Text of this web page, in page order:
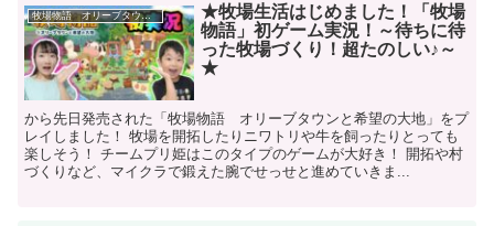
牧場物語 オリーブタウンと希望の大地
★牧場生活はじめました！「牧場
物語」初ゲーム実況！～待ちに待
った牧場づくり！超たのしい♪～
★
から先日発売された「牧場物語 オリーブタウンと希望の大地」をプ
レイしました！ 牧場を開拓したりニワトリや牛を飼ったりとっても
楽しそう！ チームプリ姫はこのタイプのゲームが大好き！ 開拓や村
づくりなど、マイクラで鍛えた腕でせっせと進めていきま...